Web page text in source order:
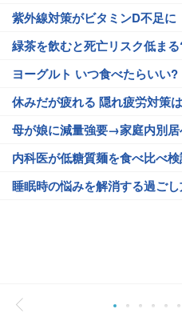
紫外線対策がビタミンD不足に
緑茶を飲むと死亡リスク低ま
ヨーグルト いつ食べたらいい?
休みだが疲れる 隠れ疲労対策は
母が娘に減量強要→家庭内別
内科医が低糖質麺を食べ比べ
睡眠時の悩みを解消する過ご